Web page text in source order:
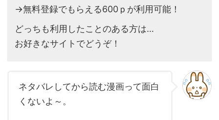
→無料登録でもらえる600ｐが利用可能！
どっちも利用したことのある方は…
お好きなサイトでどうぞ！
ネタバレしてから読む漫画って面白
くないよ～。